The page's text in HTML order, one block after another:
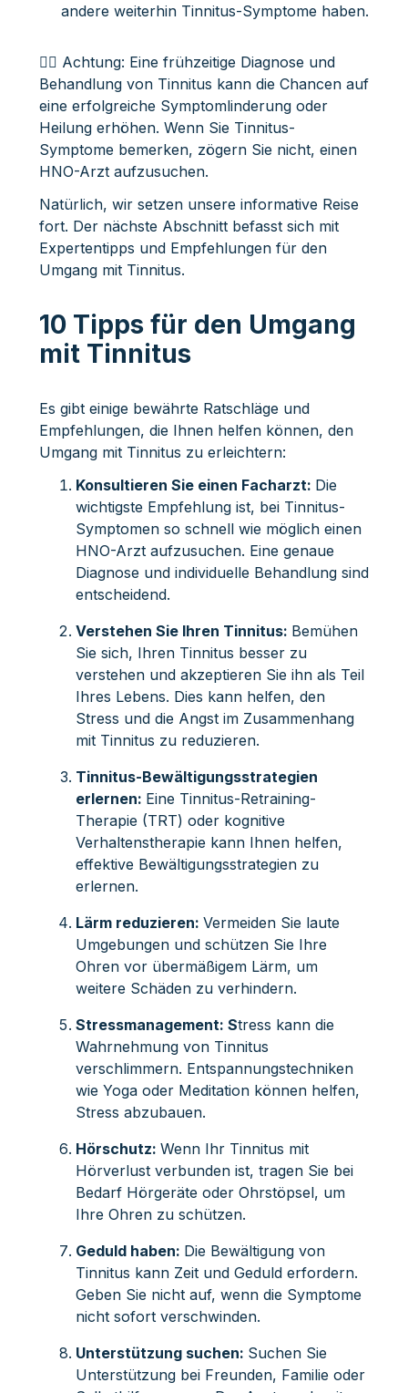
andere weiterhin Tinnitus-Symptome haben.
👩‍⚕️ Achtung: Eine frühzeitige Diagnose und
Behandlung von Tinnitus kann die Chancen auf
eine erfolgreiche Symptomlinderung oder
Heilung erhöhen. Wenn Sie Tinnitus-
Symptome bemerken, zögern Sie nicht, einen
HNO-Arzt aufzusuchen.
Natürlich, wir setzen unsere informative Reise
fort. Der nächste Abschnitt befasst sich mit
Expertentipps und Empfehlungen für den
Umgang mit Tinnitus.
10 Tipps für den Umgang
mit Tinnitus
Es gibt einige bewährte Ratschläge und
Empfehlungen, die Ihnen helfen können, den
Umgang mit Tinnitus zu erleichtern:
Konsultieren Sie einen Facharzt: Die
wichtigste Empfehlung ist, bei Tinnitus-
Symptomen so schnell wie möglich einen
HNO-Arzt aufzusuchen. Eine genaue
Diagnose und individuelle Behandlung sind
entscheidend.
Verstehen Sie Ihren Tinnitus: Bemühen
Sie sich, Ihren Tinnitus besser zu
verstehen und akzeptieren Sie ihn als Teil
Ihres Lebens. Dies kann helfen, den
Stress und die Angst im Zusammenhang
mit Tinnitus zu reduzieren.
Tinnitus-Bewältigungsstrategien
erlernen: Eine Tinnitus-Retraining-
Therapie (TRT) oder kognitive
Verhaltenstherapie kann Ihnen helfen,
effektive Bewältigungsstrategien zu
erlernen.
Lärm reduzieren: Vermeiden Sie laute
Umgebungen und schützen Sie Ihre
Ohren vor übermäßigem Lärm, um
weitere Schäden zu verhindern.
Stressmanagement: Stress kann die
Wahrnehmung von Tinnitus
verschlimmern. Entspannungstechniken
wie Yoga oder Meditation können helfen,
Stress abzubauen.
Hörschutz: Wenn Ihr Tinnitus mit
Hörverlust verbunden ist, tragen Sie bei
Bedarf Hörgeräte oder Ohrstöpsel, um
Ihre Ohren zu schützen.
Geduld haben: Die Bewältigung von
Tinnitus kann Zeit und Geduld erfordern.
Geben Sie nicht auf, wenn die Symptome
nicht sofort verschwinden.
Unterstützung suchen: Suchen Sie
Unterstützung bei Freunden, Familie oder